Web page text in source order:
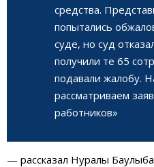
средства.
попытались
суде, но суд
получили те 65
подавали жалобу.
рассматриваем
работников»
— рассказал Нуралы